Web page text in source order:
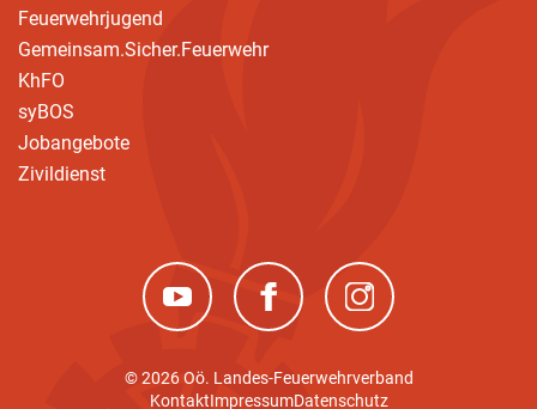
Feuerwehrjugend
Gemeinsam.Sicher.Feuerwehr
KhFO
syBOS
Jobangebote
Zivildienst
(neues Fenster)(neues Fenster)(neues Fenster)
© 2026 Oö. Landes-Feuerwehrverband
KontaktImpressumDatenschutz